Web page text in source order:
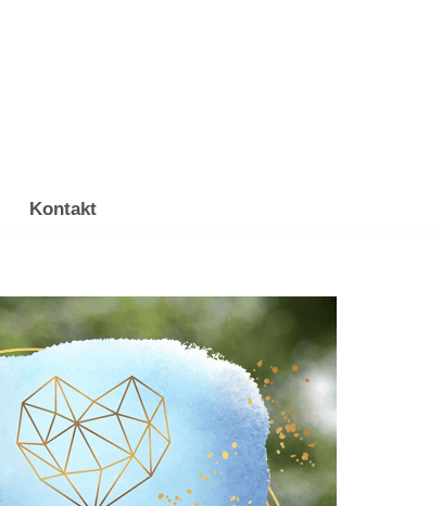
Kontakt